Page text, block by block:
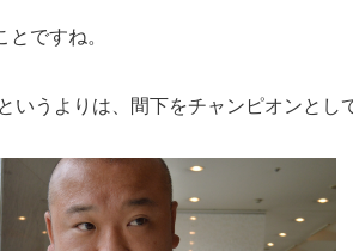
ですね。
いうよりは、間下をチャンピオンとし